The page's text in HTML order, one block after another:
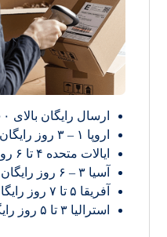
ارسال رایگان بالای ۵۰۰ تومان
اروپا ۱ – ۳ روز رایگان
ایالات متحده ۴ تا ۶ روز رایگان
آسیا ۳ – ۶ روز رایگان
آفریقا ۵ تا ۷ روز رایگان
استرالیا ۳ تا ۵ روز رایگان